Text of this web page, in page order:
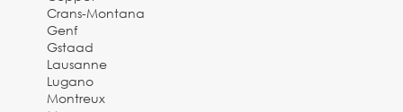
Crans-Montana
Genf
Gstaad
Lausanne
Lugano
Montreux